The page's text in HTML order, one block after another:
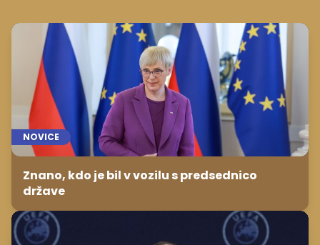
NOVICE
Znano, kdo je bil v vozilu s predsednico
države